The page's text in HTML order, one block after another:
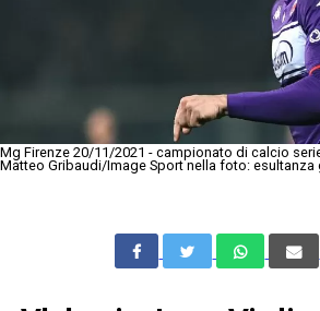
Mg Firenze 20/11/2021 - campionato di calcio
Matteo Gribaudi/Image Sport nella foto: esultanza